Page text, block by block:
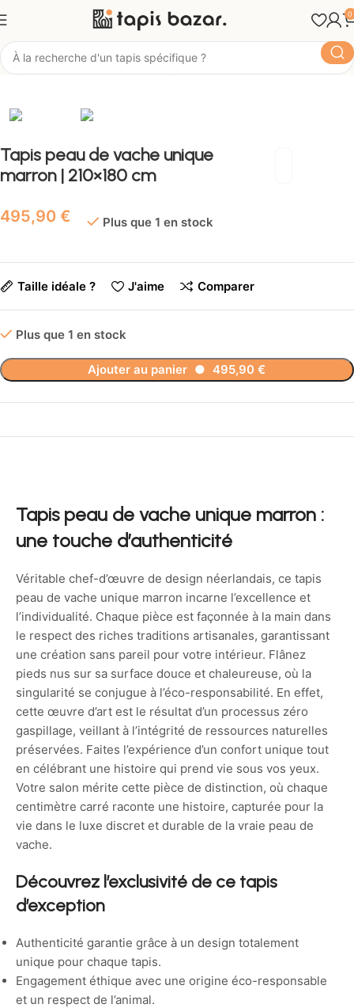
0
Couleur Tapis marron
Tapis peau de vache unique
marron | 210×180 cm
€ Plus que 1 en stock
Taille idéale ? J'aime Comparer
Plus que 1 en stock
Ajouter au panier ● 495,90€
Tapis peau de vache unique marron :
une touche d’authenticité
Véritable chef-d’œuvre de design néerlandais, ce tapis
peau de vache unique marron incarne l’excellence et
l’individualité. Chaque pièce est façonnée à la main dans
le respect des riches traditions artisanales, garantissant
une création sans pareil pour votre intérieur. Flânez
pieds nus sur sa surface douce et chaleureuse, où la
singularité se conjugue à l’éco-responsabilité. En effet,
cette œuvre d’art est le résultat d’un processus zéro
gaspillage, veillant à l’intégrité de ressources naturelles
préservées. Faites l’expérience d’un confort unique tout
en célébrant une histoire qui prend vie sous vos yeux.
Votre salon mérite cette pièce de distinction, où chaque
centimètre carré raconte une histoire, capturée pour la
vie dans le luxe discret et durable de la vraie peau de
vache.
Découvrez l’exclusivité de ce tapis
d’exception
Authenticité garantie grâce à un design totalement
unique pour chaque tapis.
Engagement éthique avec une origine éco-responsable
et un respect de l’animal.